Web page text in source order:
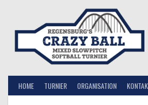
HOME TURNIER ORGANISATION